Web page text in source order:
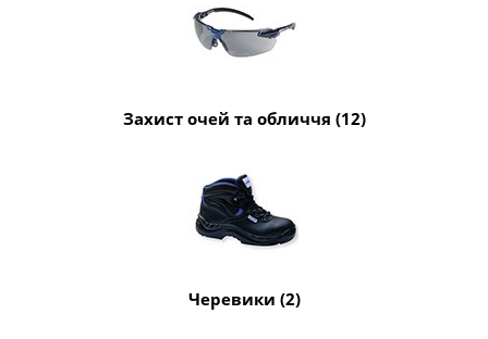
Захист очей та обличчя (12)
Черевики (2)